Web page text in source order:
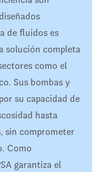
de fluidos es
solución completa
como el
Sus bombas y
su capacidad de
hasta
sin comprometer
Como
garantiza el